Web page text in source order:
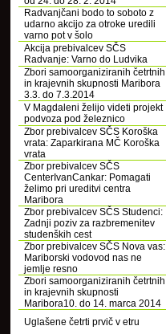
Radvanjčani bodo to soboto z
udarno akcijo za otroke uredili
varno pot v šolo
Akcija prebivalcev SČS
Radvanje: Varno do Ludvika
Zbori samoorganiziranih četrtnih
in krajevnih skupnosti Maribora
3.3. do 7.3.2014
V Magdaleni želijo videti projekt
podvoza pod železnico
Zbor prebivalcev SČS Koroška
vrata: Zaparkirana MČ Koroška
vrata
Zbor prebivalcev SČS
CenterIvanCankar: Pomagati
želimo pri ureditvi centra
Maribora
Zbor prebivalcev SČS Studenci:
Zadnji poziv za razbremenitev
studenških cest
Zbor prebivalcev SČS Nova vas:
Mariborski vodovod nas ne
jemlje resno
Zbori samoorganiziranih četrtnih
in krajevnih skupnosti
Maribora10. do 14. marca 2014
Uglašene četrti prvič v etru